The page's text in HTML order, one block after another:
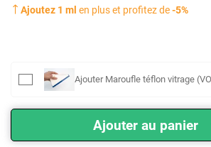
Ajoutez 1 ml en plus et profitez de-5%
Ajouter Maroufle téflon vitrage
Ajouter au panier